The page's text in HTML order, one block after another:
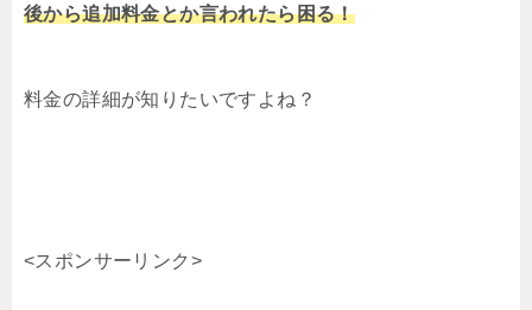
後から追加料金とか言われたら困る！
料金の詳細が知りたいですよね？
<スポンサーリンク>